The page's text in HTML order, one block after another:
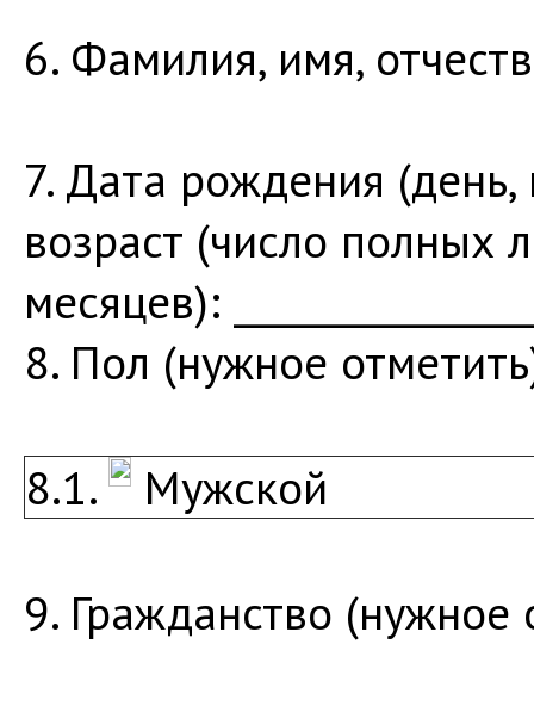
6. Фамилия, имя,
7. Дата рождения (день,
возраст (число полных
месяцев):
8. Пол (нужное
8.1. Мужской
9. Гражданство (нужное